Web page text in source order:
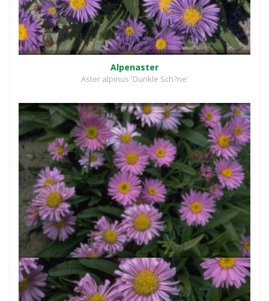
Alpenaster
Aster alpinus 'Dunkle Sch?ne'